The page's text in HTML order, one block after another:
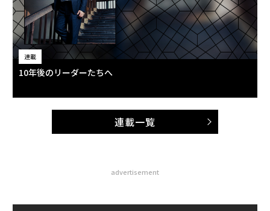
連載
10年後のリーダーたちへ
連載一覧
advertisement